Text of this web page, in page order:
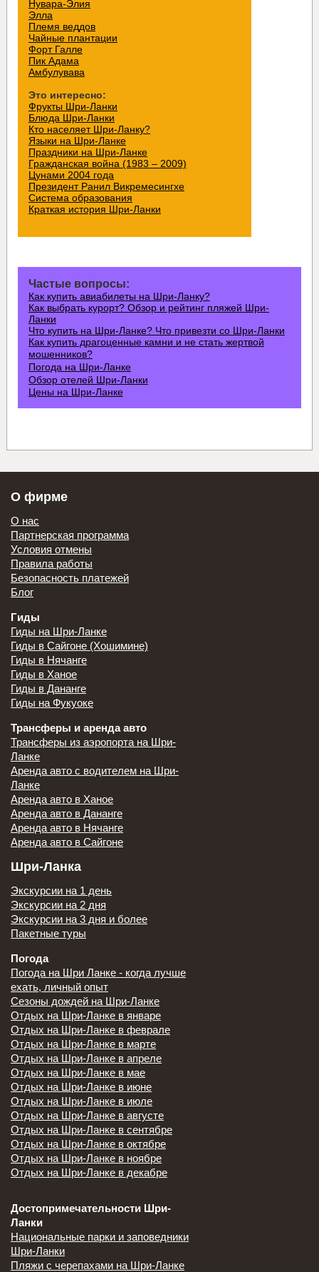
Нувара-Элия
Элла
Племя веддов
Чайные плантации
Форт Галле
Пик Адама
Амбулувава
Это интересно:
Фрукты Шри-Ланки
Блюда Шри-Ланки
Кто населяет Шри-Ланку?
Языки на Шри-Ланке
Праздники на Шри-Ланке
Гражданская война (1983 – 2009)
Цунами 2004 года
Президент Ранил Викремесингхе
Система образования
Краткая история Шри-Ланки
Частые вопросы:
Как купить авиабилеты на Шри-Ланку?
Как выбрать курорт? Обзор и рейтинг пляжей Шри-
Ланки
Что купить на Шри-Ланке? Что привезти со Шри-Ланки
Как купить драгоценные камни и не стать жертвой
мошенников?
Погода на Шри-Ланке
Обзор отелей Шри-Ланки
Цены на Шри-Ланке
О фирме
О нас
Партнерская программа
Условия отмены
Правила работы
Безопасность платежей
Блог
Гиды
Гиды на Шри-Ланке
Гиды в Сайгоне (Хошимине)
Гиды в Нячанге
Гиды в Ханое
Гиды в Дананге
Гиды на Фукуоке
Трансферы и аренда авто
Трансферы из аэропорта на Шри-
Ланке
Аренда авто с водителем на Шри-
Ланке
Аренда авто в Ханое
Аренда авто в Дананге
Аренда авто в Нячанге
Аренда авто в Сайгоне
Шри-Ланка
Экскурсии на 1 день
Экскурсии на 2 дня
Экскурсии на 3 дня и более
Пакетные туры
Погода
Погода на Шри Ланке - когда лучше
ехать, личный опыт
Сезоны дождей на Шри-Ланке
Отдых на Шри-Ланке в январе
Отдых на Шри-Ланке в феврале
Отдых на Шри-Ланке в марте
Отдых на Шри-Ланке в апреле
Отдых на Шри-Ланке в мае
Отдых на Шри-Ланке в июне
Отдых на Шри-Ланке в июле
Отдых на Шри-Ланке в августе
Отдых на Шри-Ланке в сентябре
Отдых на Шри-Ланке в октябре
Отдых на Шри-Ланке в ноябре
Отдых на Шри-Ланке в декабре
Достопримечательности Шри-
Ланки
Национальные парки и заповедники
Шри-Ланки
Пляжи с черепахами на Шри-Ланке